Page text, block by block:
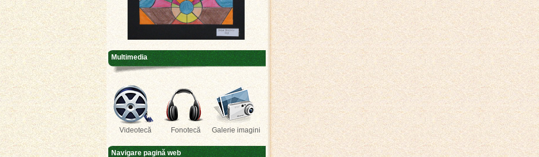
Multimedia
Videotecă Fonotecă Galerie imagini
Navigare pagină web